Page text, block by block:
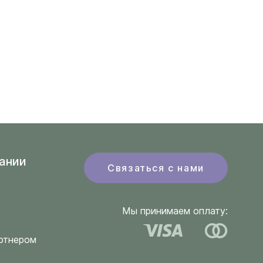
Связаться с нами
Мы принимаем оплату: